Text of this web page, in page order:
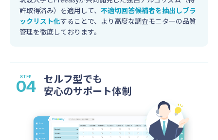
許取得済み）を適用して、 不適切回答候補者を抽出しブラ
ックリスト化することで、より高度な調査モニターの品質
管理を徹底しております。
セルフ型でも
安心のサポート体制